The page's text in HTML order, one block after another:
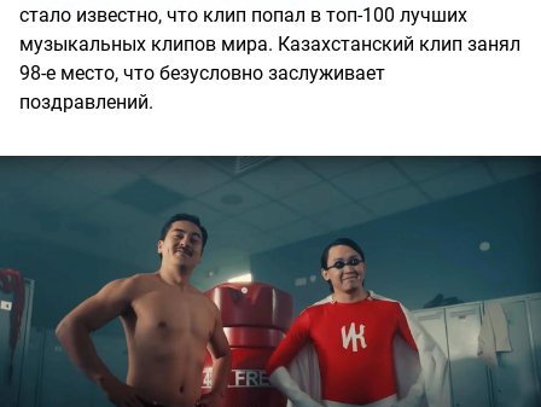
стало известно, что клип попал в топ-100 лучших
музыкальных клипов мира. Казахстанский клип занял
98-е место, что безусловно заслуживает
поздравлений.